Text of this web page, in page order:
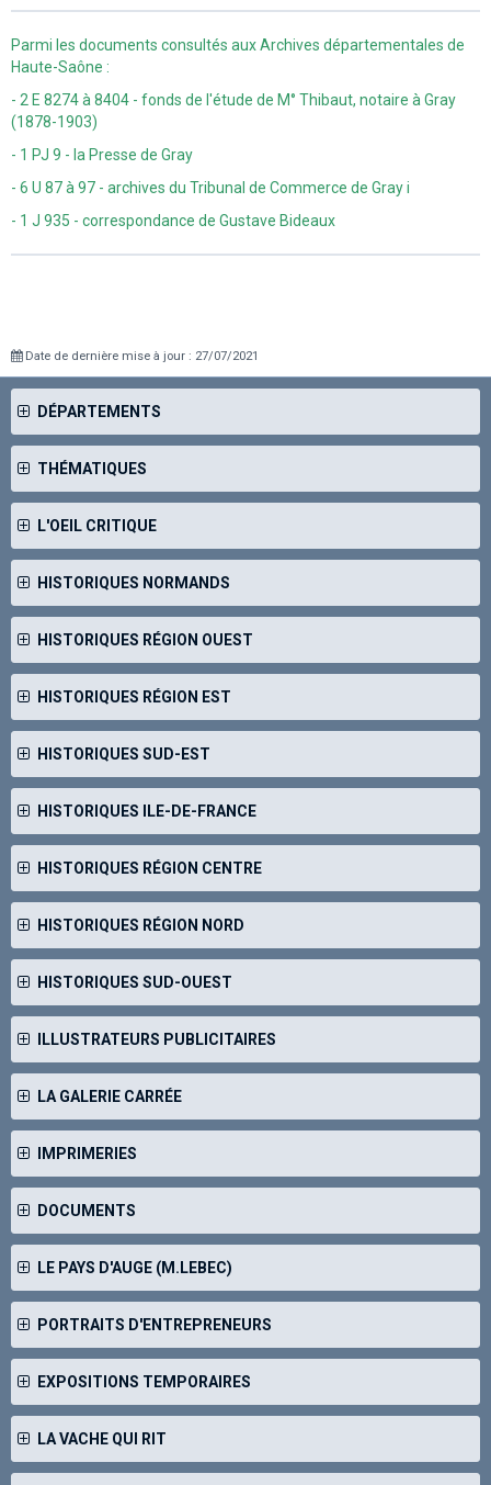
Parmi les documents consultés aux Archives départementales de
Haute-Saône :
- 2 E 8274 à 8404 - fonds de l'étude de M° Thibaut, notaire à Gray
(1878-1903)
- 1 PJ 9 - la Presse de Gray
- 6 U 87 à 97 - archives du Tribunal de Commerce de Gray i
- 1 J 935 - correspondance de Gustave Bideaux
Date de dernière mise à jour : 27/07/2021
DÉPARTEMENTS
THÉMATIQUES
L'OEIL CRITIQUE
HISTORIQUES NORMANDS
HISTORIQUES RÉGION OUEST
HISTORIQUES RÉGION EST
HISTORIQUES SUD-EST
HISTORIQUES ILE-DE-FRANCE
HISTORIQUES RÉGION CENTRE
HISTORIQUES RÉGION NORD
HISTORIQUES SUD-OUEST
ILLUSTRATEURS PUBLICITAIRES
LA GALERIE CARRÉE
IMPRIMERIES
DOCUMENTS
LE PAYS D'AUGE (M.LEBEC)
PORTRAITS D'ENTREPRENEURS
EXPOSITIONS TEMPORAIRES
LA VACHE QUI RIT